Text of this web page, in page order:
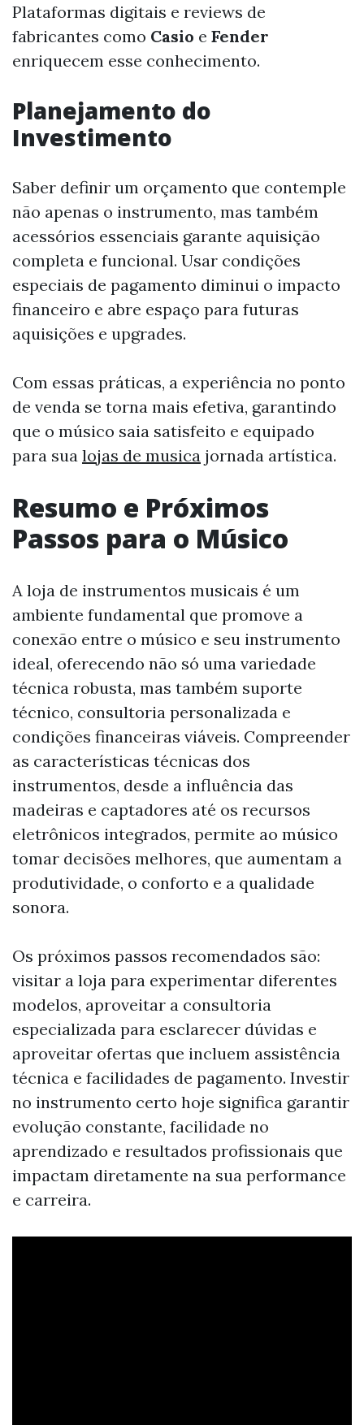
Plataformas digitais e reviews de
fabricantes como Casio e Fender
enriquecem esse conhecimento.
Planejamento do
Investimento
Saber definir um orçamento que contemple
não apenas o instrumento, mas também
acessórios essenciais garante aquisição
completa e funcional. Usar condições
especiais de pagamento diminui o impacto
financeiro e abre espaço para futuras
aquisições e upgrades.
Com essas práticas, a experiência no ponto
de venda se torna mais efetiva, garantindo
que o músico saia satisfeito e equipado
para sua lojas de musica jornada artística.
Resumo e Próximos
Passos para o Músico
A loja de instrumentos musicais é um
ambiente fundamental que promove a
conexão entre o músico e seu instrumento
ideal, oferecendo não só uma variedade
técnica robusta, mas também suporte
técnico, consultoria personalizada e
condições financeiras viáveis. Compreender
as características técnicas dos
instrumentos, desde a influência das
madeiras e captadores até os recursos
eletrônicos integrados, permite ao músico
tomar decisões melhores, que aumentam a
produtividade, o conforto e a qualidade
sonora.
Os próximos passos recomendados são:
visitar a loja para experimentar diferentes
modelos, aproveitar a consultoria
especializada para esclarecer dúvidas e
aproveitar ofertas que incluem assistência
técnica e facilidades de pagamento. Investir
no instrumento certo hoje significa garantir
evolução constante, facilidade no
aprendizado e resultados profissionais que
impactam diretamente na sua performance
e carreira.